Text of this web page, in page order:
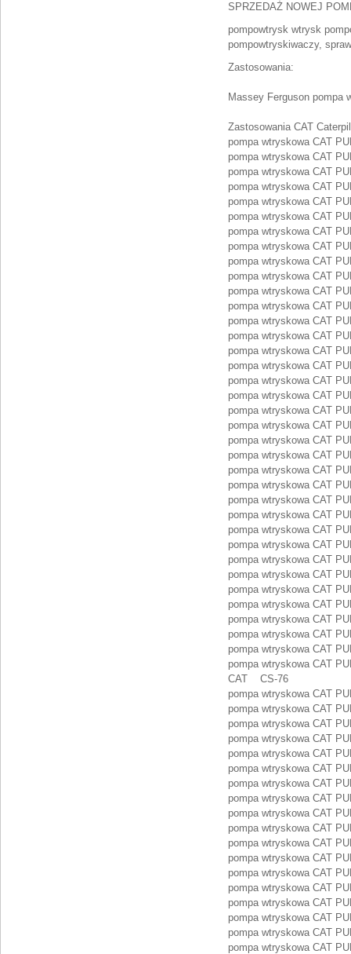
SPRZEDAŻ NOWEJ
pompowtrysk wtrysk
pompowtryskiwaczy,
Zastosowania:
Massey Ferguson pompa
Zastosowania CAT
pompa wtryskowa CAT
pompa wtryskowa CAT
pompa wtryskowa CAT
pompa wtryskowa CAT
pompa wtryskowa CAT
pompa wtryskowa CAT
pompa wtryskowa CAT
pompa wtryskowa CAT
pompa wtryskowa CAT
pompa wtryskowa CAT
pompa wtryskowa CAT
pompa wtryskowa CAT
pompa wtryskowa CAT
pompa wtryskowa CAT
pompa wtryskowa CAT
pompa wtryskowa CAT
pompa wtryskowa CAT
pompa wtryskowa CAT
pompa wtryskowa CAT
pompa wtryskowa CAT
pompa wtryskowa CAT
pompa wtryskowa CAT
pompa wtryskowa CAT
pompa wtryskowa CAT
pompa wtryskowa CAT
pompa wtryskowa CAT
pompa wtryskowa CAT
pompa wtryskowa CAT
pompa wtryskowa CAT
pompa wtryskowa CAT
pompa wtryskowa CAT
pompa wtryskowa CAT
pompa wtryskowa CAT
pompa wtryskowa CAT
pompa wtryskowa CAT
pompa wtryskowa CAT
CAT CS-76
pompa wtryskowa CAT
pompa wtryskowa CAT
pompa wtryskowa CAT
pompa wtryskowa CAT
pompa wtryskowa CAT
pompa wtryskowa CAT
pompa wtryskowa CAT
pompa wtryskowa CAT
pompa wtryskowa CAT
pompa wtryskowa CAT
pompa wtryskowa CAT
pompa wtryskowa CAT
pompa wtryskowa CAT
pompa wtryskowa CAT
pompa wtryskowa CAT
pompa wtryskowa CAT
pompa wtryskowa CAT
pompa wtryskowa CAT